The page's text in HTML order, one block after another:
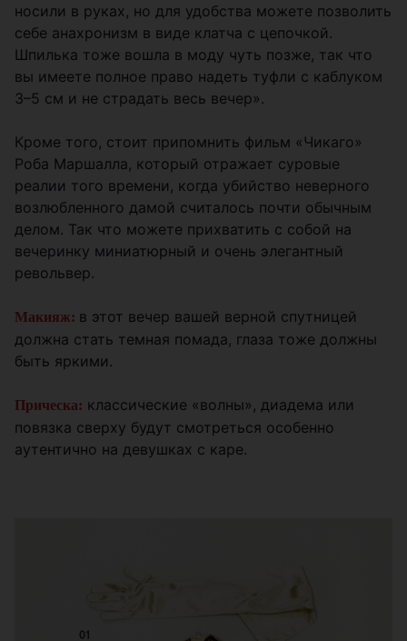
носили в руках, но для удобства можете позволить
себе анахронизм в виде клатча с цепочкой.
Шпилька тоже вошла в моду чуть позже, так что
вы имеете полное право надеть туфли с каблуком
3–5 см и не страдать весь вечер».
Кроме того, стоит припомнить фильм «Чикаго»
Роба Маршалла, который отражает суровые
реалии того времени, когда убийство неверного
возлюбленного дамой считалось почти обычным
делом. Так что можете прихватить с собой на
вечеринку миниатюрный и очень элегантный
револьвер.
Макияж: в этот вечер вашей верной спутницей
должна стать темная помада, глаза тоже должны
быть яркими.
Прическа: классические «волны», диадема или
повязка сверху будут смотреться особенно
аутентично на девушках с каре.